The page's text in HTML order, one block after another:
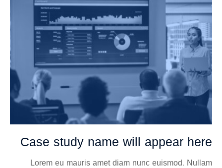
Case study name will appear here
Lorem eu mauris amet diam nunc euismod. Nullam